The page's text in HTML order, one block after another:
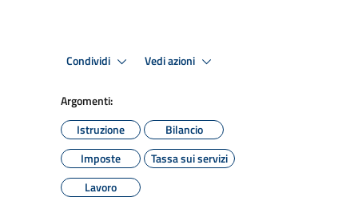
Condividi Vedi azioni
Argomenti:
Istruzione
Bilancio
Imposte
Tassa sui servizi
Lavoro